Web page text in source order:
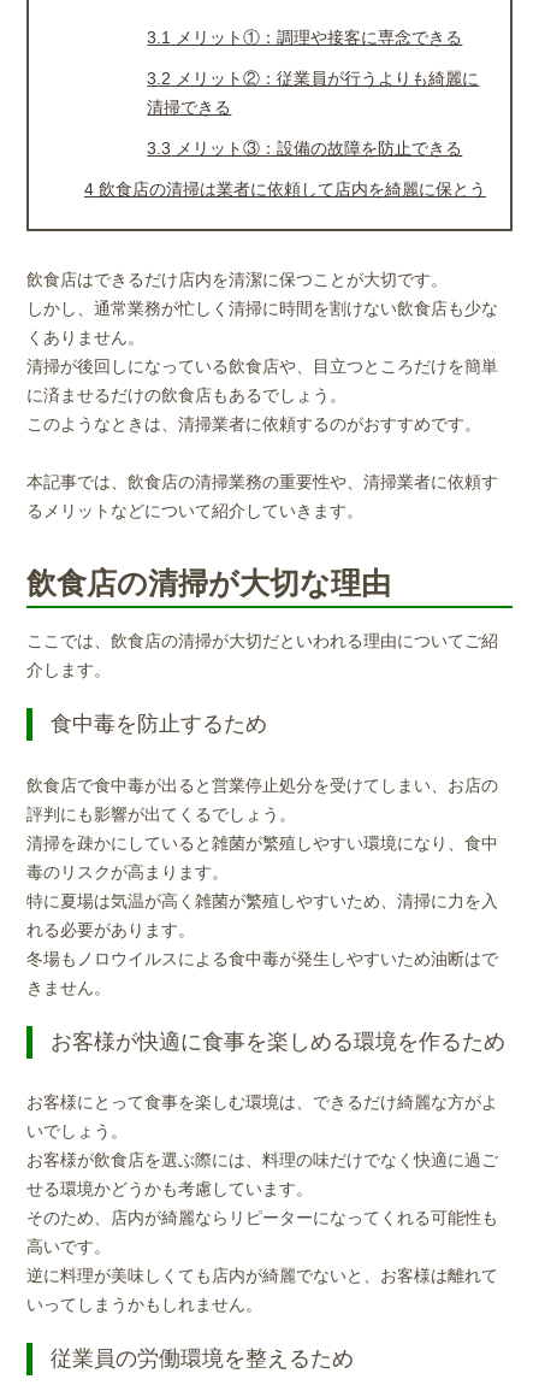
3.1 メリット①：調理や接客に専念できる
3.2 メリット②：従業員が行うよりも綺麗に
清掃できる
3.3 メリット③：設備の故障を防止できる
4飲食店の清掃は業者に依頼して店内を綺麗に保とう
飲食店はできるだけ店内を清潔に保つことが大切です。
しかし、通常業務が忙しく清掃に時間を割けない飲食店も少な
くありません。
清掃が後回しになっている飲食店や、目立つところだけを簡単
に済ませるだけの飲食店もあるでしょう。
このようなときは、清掃業者に依頼するのがおすすめです。
本記事では、飲食店の清掃業務の重要性や、清掃業者に依頼す
るメリットなどについて紹介していきます。
飲食店の清掃が大切な理由
ここでは、飲食店の清掃が大切だといわれる理由についてご紹
介します。
食中毒を防止するため
飲食店で食中毒が出ると営業停止処分を受けてしまい、お店の
評判にも影響が出てくるでしょう。
清掃を疎かにしていると雑菌が繁殖しやすい環境になり、食中
毒のリスクが高まります。
特に夏場は気温が高く雑菌が繁殖しやすいため、清掃に力を入
れる必要があります。
冬場もノロウイルスによる食中毒が発生しやすいため油断はで
きません。
お客様が快適に食事を楽しめる環境を作るため
お客様にとって食事を楽しむ環境は、できるだけ綺麗な方がよ
いでしょう。
お客様が飲食店を選ぶ際には、料理の味だけでなく快適に過ご
せる環境かどうかも考慮しています。
そのため、店内が綺麗ならリピーターになってくれる可能性も
高いです。
逆に料理が美味しくても店内が綺麗でないと、お客様は離れて
いってしまうかもしれません。
従業員の労働環境を整えるため